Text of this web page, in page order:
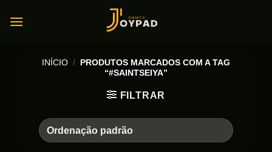
INÍCIO / PRODUTOS MARCADOS COM A TAG
“#SAINTSEIYA”
FILTRAR